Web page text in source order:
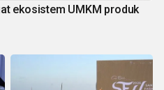
ekosistem UMKM produk